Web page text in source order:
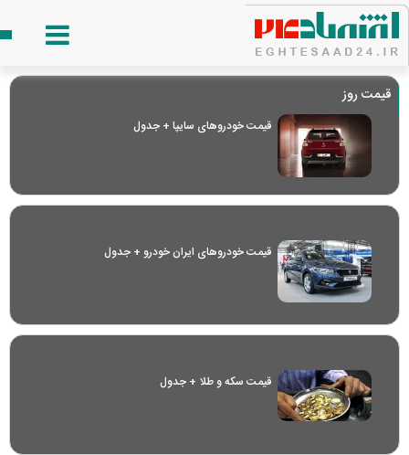
قیمت روز
قیمت خودرو‌های سایپا + جدول
قیمت خودرو‌های ایران خودرو + جدول
قیمت سکه و طلا + جدول